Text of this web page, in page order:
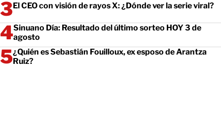
El CEO con visión de rayos X: ¿Dónde ver la serie viral?
Sinuano Día: Resultado del último sorteo HOY 3 de
agosto
¿Quién es Sebastián Fouilloux, ex esposo de Arantza
Ruiz?